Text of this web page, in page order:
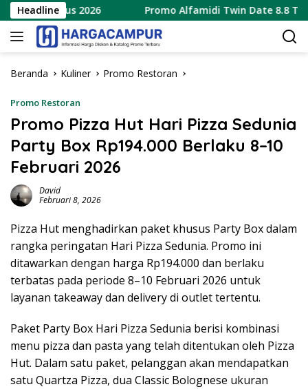
Langsung
ke
konten
Headline
Agustus 2026 Promo Alfamidi Twin Date 8.8 Terbaru
Beranda Kuliner Promo Restoran
Promo Restoran
Promo Pizza Hut Hari Pizza Sedunia
Party Box Rp194.000 Berlaku 8–10
Februari 2026
David
Februari 8, 2026
Pizza Hut menghadirkan paket khusus Party Box dalam
rangka peringatan Hari Pizza Sedunia. Promo ini
ditawarkan dengan harga Rp194.000 dan berlaku
terbatas pada periode 8–10 Februari 2026 untuk
layanan takeaway dan delivery di outlet tertentu.
Paket Party Box Hari Pizza Sedunia berisi kombinasi
menu pizza dan pasta yang telah ditentukan oleh Pizza
Hut. Dalam satu paket, pelanggan akan mendapatkan
satu Quartza Pizza, dua Classic Bolognese ukuran